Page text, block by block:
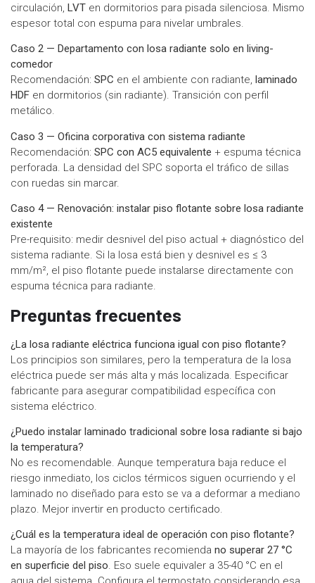
circulación, LVT en dormitorios para pisada silenciosa. Mismo
espesor total con espuma para nivelar umbrales.
Caso 2 — Departamento con losa radiante solo en living-
comedor
Recomendación: SPC en el ambiente con radiante, laminado
HDF en dormitorios (sin radiante). Transición con perfil
metálico.
Caso 3 — Oficina corporativa con sistema radiante
Recomendación: SPC con AC5 equivalente + espuma técnica
perforada. La densidad del SPC soporta el tráfico de sillas
con ruedas sin marcar.
Caso 4 — Renovación: instalar piso flotante sobre losa radiante
existente
Pre-requisito: medir desnivel del piso actual + diagnóstico del
sistema radiante. Si la losa está bien y desnivel es ≤ 3
mm/m², el piso flotante puede instalarse directamente con
espuma técnica para radiante.
Preguntas frecuentes
¿La losa radiante eléctrica funciona igual con piso flotante?
Los principios son similares, pero la temperatura de la losa
eléctrica puede ser más alta y más localizada. Especificar
fabricante para asegurar compatibilidad específica con
sistema eléctrico.
¿Puedo instalar laminado tradicional sobre losa radiante si bajo
la temperatura?
No es recomendable. Aunque temperatura baja reduce el
riesgo inmediato, los ciclos térmicos siguen ocurriendo y el
laminado no diseñado para esto se va a deformar a mediano
plazo. Mejor invertir en producto certificado.
¿Cuál es la temperatura ideal de operación con piso flotante?
La mayoría de los fabricantes recomienda no superar 27 °C
en superficie del piso. Eso suele equivaler a 35-40 °C en el